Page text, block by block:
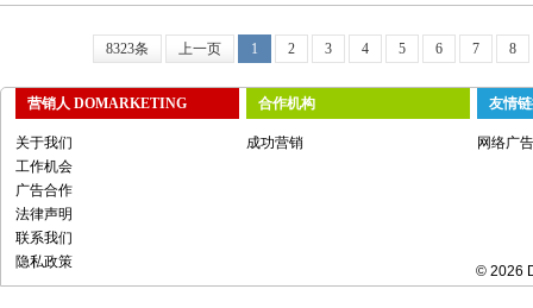
8323条 上一页 1 2 3 4 5 6 7 8
营销人 DOMARKETING
关于我们
工作机会
广告合作
法律声明
联系我们
隐私政策
合作机构
成功营销
友情
网络广
© 2026